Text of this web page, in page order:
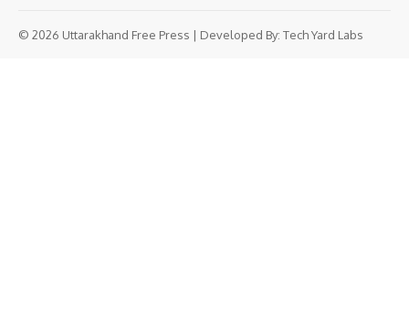
© 2026 Uttarakhand Free Press | Developed By: Tech Yard Labs